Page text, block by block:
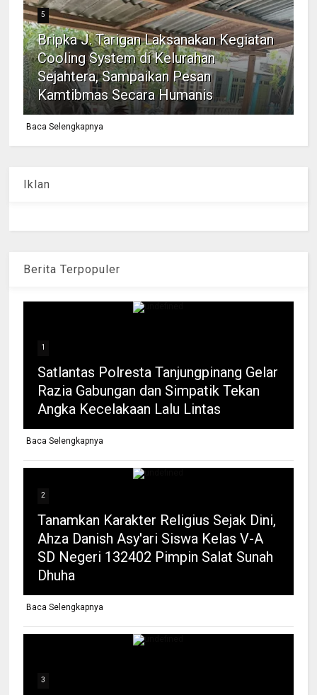
5
Bripka J. Tarigan Laksanakan Kegiatan
Cooling System di Kelurahan
Sejahtera, Sampaikan Pesan
Kamtibmas Secara Humanis
Baca Selengkapnya
Iklan
Berita Terpopuler
1
Satlantas Polresta Tanjungpinang Gelar
Razia Gabungan dan Simpatik Tekan
Angka Kecelakaan Lalu Lintas
Baca Selengkapnya
2
Tanamkan Karakter Religius Sejak Dini,
Ahza Danish Asy'ari Siswa Kelas V-A
SD Negeri 132402 Pimpin Salat Sunah
Dhuha
Baca Selengkapnya
3